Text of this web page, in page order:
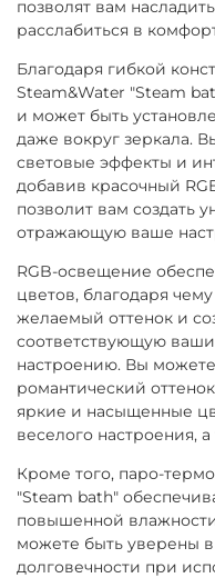
позволят вам
расслабиться в
Благодаря гибкой
Steam&Water "Steam
и может быть
даже вокруг зеркала.
световые эффекты и
добавив красочный
позволит вам создать
отражающую ваше
RGB-освещение
цветов, благодаря
желаемый оттенок и
соответствующую
настроению. Вы
романтический
яркие и насыщенные
веселого настроения,
Кроме того, паро-
"Steam bath"
повышенной
можете быть уверены
долговечности при